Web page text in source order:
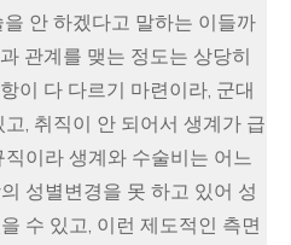
안 하겠다고 말하는 이들까
관계를 맺는 정도는 상당히
이 다 다르기 마련이라, 군대
, 취직이 안 되어서 생계가 급
이라 생계와 수술비는 어느
성별변경을 못 하고 있어 성
수 있고, 이런 제도적인 측면